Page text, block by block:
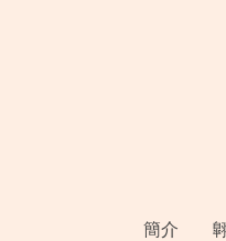
簡介